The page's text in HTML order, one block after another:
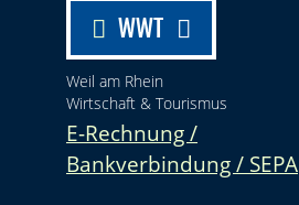
WWT
Weil am Rhein
Wirtschaft & Tourismus
E-Rechnung /
Bankverbindung / SEPA